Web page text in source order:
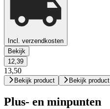
Incl. verzendkosten
Bekijk
12,39
13,50
Bekijk product Bekijk product
Plus- en minpunten